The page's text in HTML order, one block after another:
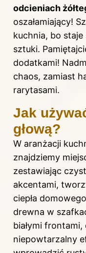
odcieniach
oszałamiający!
kuchnia, bo staje
sztuki.
dodatkami!
chaos, zamiast
rarytasami.
Jak
głową?
W aranżacji
znajdziemy
zestawiając
akcentami,
ciepła
drewna w
białymi
niepowtarzalny